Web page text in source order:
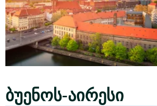
ბუენოს-აირესი